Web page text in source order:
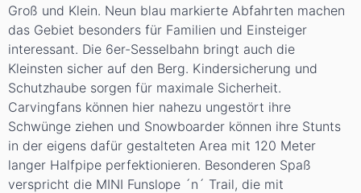
Groß und Klein. Neun blau markierte Abfahrten machen
das Gebiet besonders für Familien und Einsteiger
interessant. Die 6er-Sesselbahn bringt auch die
Kleinsten sicher auf den Berg. Kindersicherung und
Schutzhaube sorgen für maximale Sicherheit.
Carvingfans können hier nahezu ungestört ihre
Schwünge ziehen und Snowboarder können ihre Stunts
in der eigens dafür gestalteten Area mit 120 Meter
langer Halfpipe perfektionieren. Besonderen Spaß
verspricht die MINI Funslope ´n´ Trail, die mit